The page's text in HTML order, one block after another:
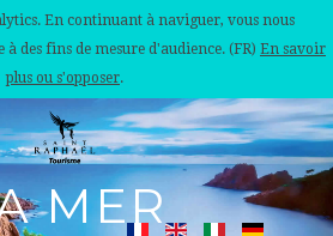
En continuant à naviguer, vous nous
des fins de mesure d'audience. (FR) En savoir
plus ou s'opposer.
MER